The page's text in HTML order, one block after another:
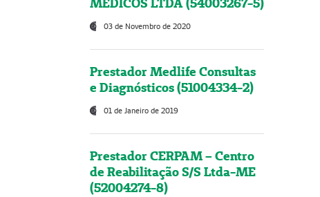
MÉDICOS LTDA (54003267-5)
03 de Novembro de 2020
Prestador Medlife Consultas
e Diagnósticos (51004334-2)
01 de Janeiro de 2019
Prestador CERPAM – Centro
de Reabilitação S/S Ltda-ME
(52004274-8)